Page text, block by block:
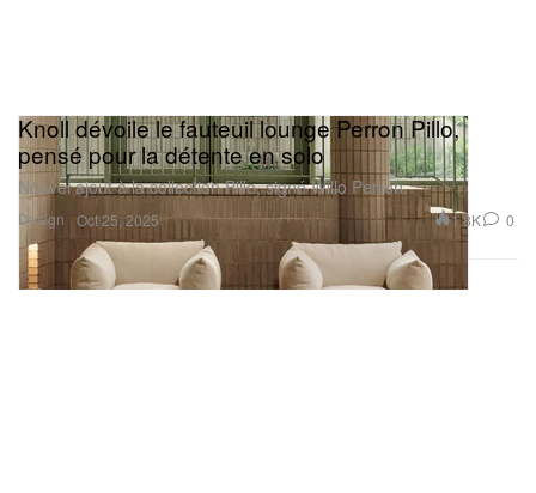
Design
Knoll dévoile le fauteuil lounge Perron Pillo,
pensé pour la détente en solo
Nouvel ajout à la collection Pillo, signé Willo Perron.
Oct 25, 2025 1.8K 0